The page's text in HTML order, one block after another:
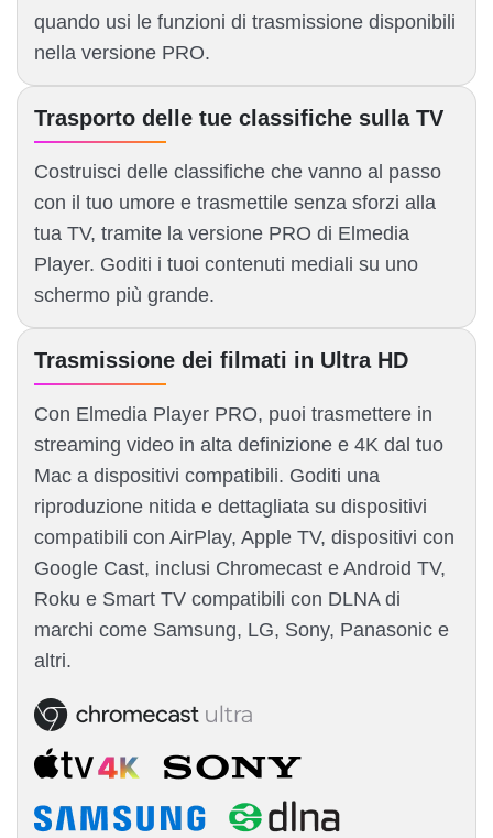
quando usi le funzioni di trasmissione disponibili
nella versione PRO.
Trasporto delle tue classifiche sulla TV
Costruisci delle classifiche che vanno al passo
con il tuo umore e trasmettile senza sforzi alla
tua TV, tramite la versione PRO di Elmedia
Player. Goditi i tuoi contenuti mediali su uno
schermo più grande.
Trasmissione dei filmati in Ultra HD
Con Elmedia Player PRO, puoi trasmettere in
streaming video in alta definizione e 4K dal tuo
Mac a dispositivi compatibili. Goditi una
riproduzione nitida e dettagliata su dispositivi
compatibili con AirPlay, Apple TV, dispositivi con
Google Cast, inclusi Chromecast e Android TV,
Roku e Smart TV compatibili con DLNA di
marchi come Samsung, LG, Sony, Panasonic e
altri.